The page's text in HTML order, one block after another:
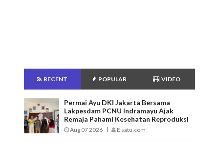
RECENT POPULAR VIDEO
Permai Ayu DKI Jakarta Bersama
Lakpesdam PCNU Indramayu Ajak
Remaja Pahami Kesehatan Reproduksi
Aug 07 2026 E satu.com